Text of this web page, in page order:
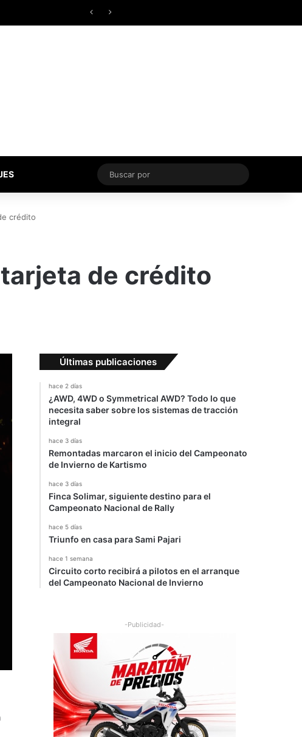
Buscar
por
crédito
de crédito
Últimas publicaciones
hace 2 días
¿AWD, 4WD o Symmetrical AWD? Todo lo que
necesita saber sobre los sistemas de tracción
integral
hace 3 días
Remontadas marcaron el inicio del Campeonato
de Invierno de Kartismo
hace 3 días
Finca Solimar, siguiente destino para el
Campeonato Nacional de Rally
hace 5 días
Triunfo en casa para Sami Pajari
hace 1 semana
Circuito corto recibirá a pilotos en el arranque
del Campeonato Nacional de Invierno
-Publicidad-